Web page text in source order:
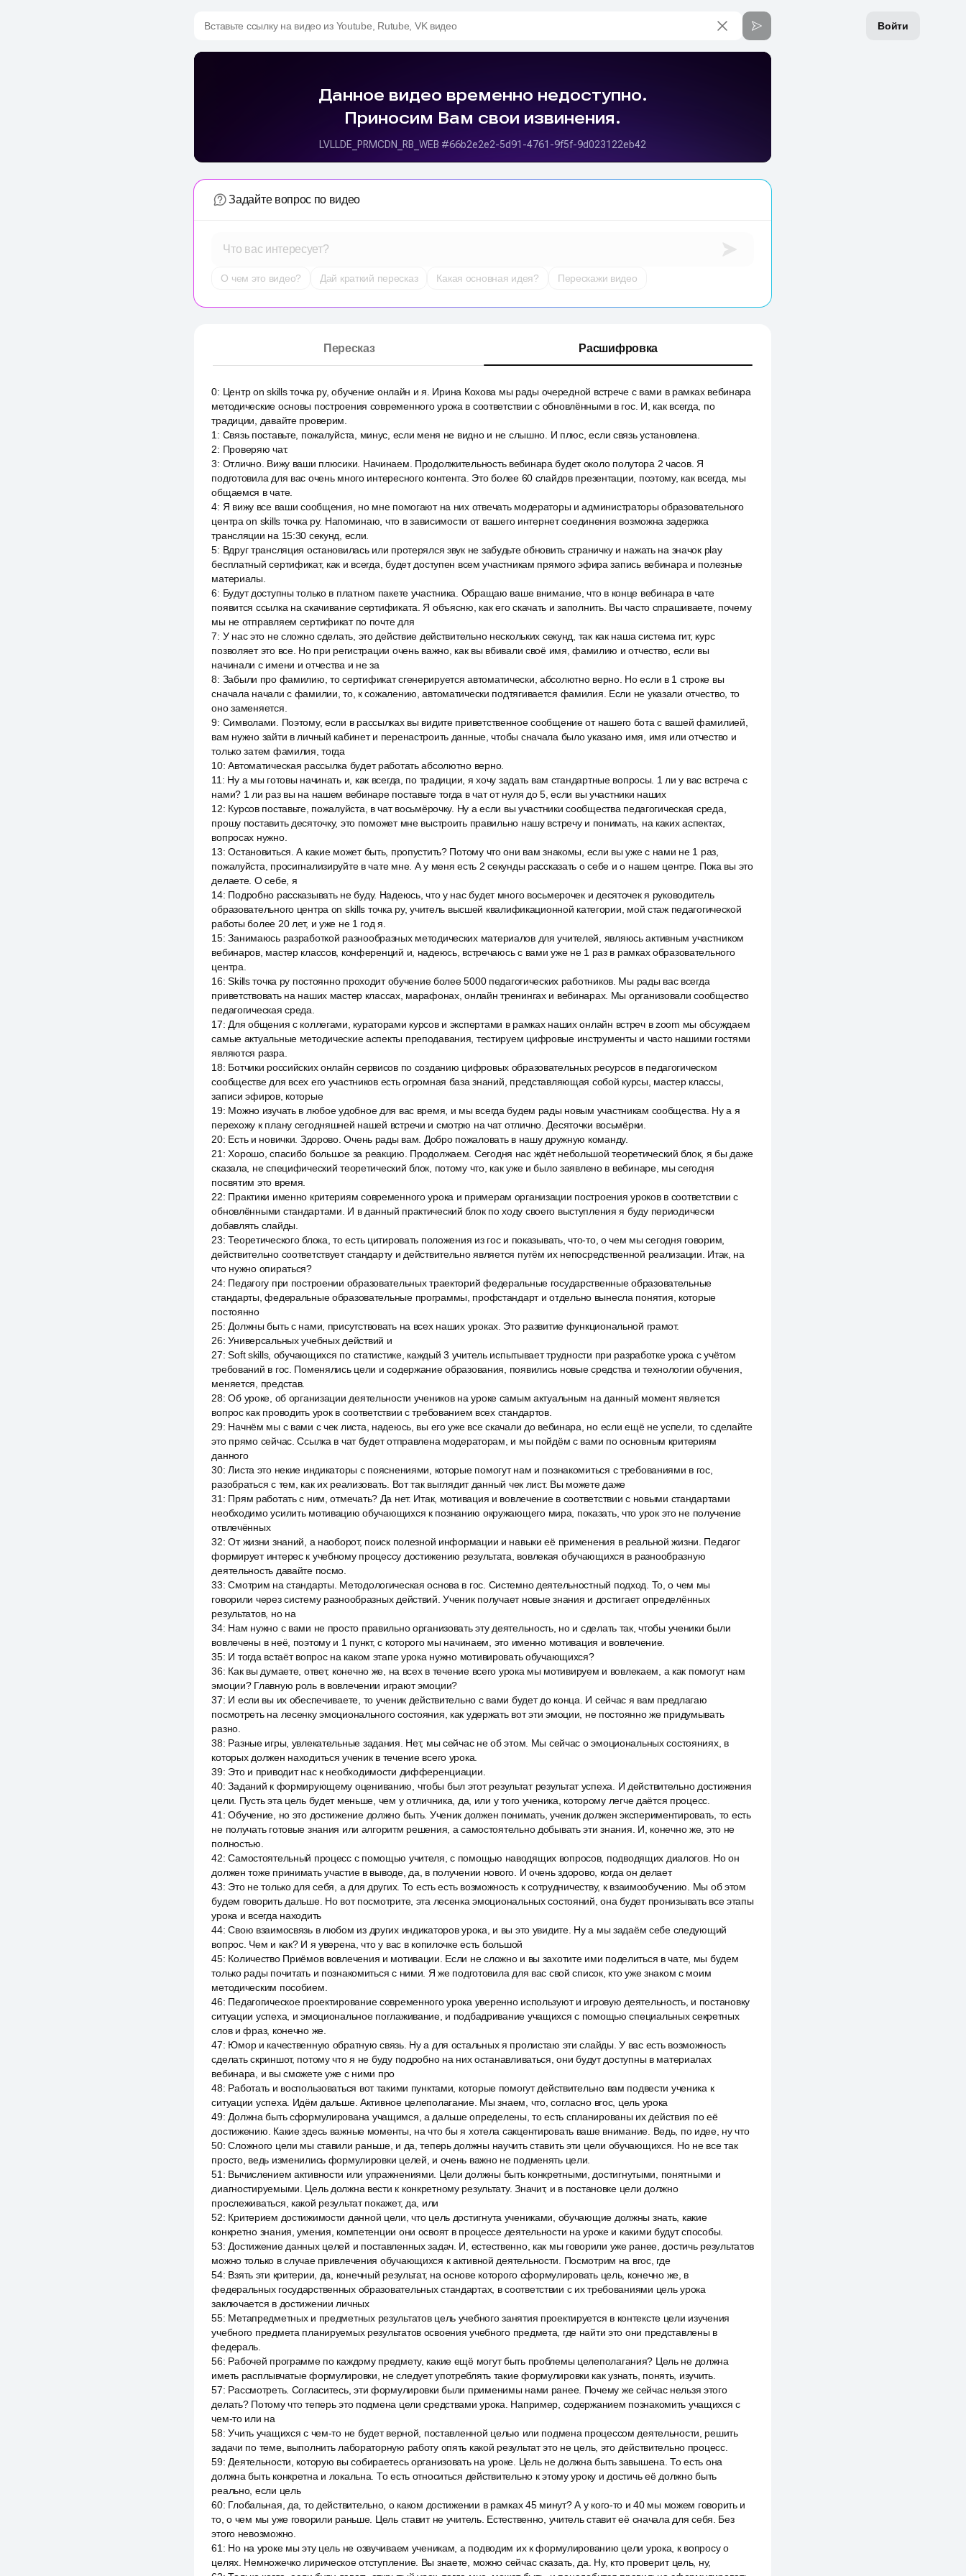
Войти
Вставьте ссылку на видео из Youtube, Rutube, VK видео
Задайте вопрос по видео
Что вас интересует?
О чем это видео? Дай краткий пересказ Какая основная идея? Перескажи видео
Пересказ Расшифровка
0: Центр on skills точка ру, обучение онлайн и я. Ирина Кохова мы рады очередной встрече с вами в рамках вебинара
методические основы построения современного урока в соответствии с обновлёнными в гос. И, как всегда, по
традиции, давайте проверим.
1 : Связь поставьте, пожалуйста, минус, если меня не видно и не слышно. И плюс, если связь установлена.
2: Проверяю чат.
3: Отлично. Вижу ваши плюсики. Начинаем. Продолжительность вебинара будет около полутора 2 часов. Я
подготовила для вас очень много интересного контента. Это более 60 слайдов презентации, поэтому, как всегда, мы
общаемся в чате.
4: Я вижу все ваши сообщения, но мне помогают на них отвечать модераторы и администраторы образовательного
центра on skills точка ру. Напоминаю, что в зависимости от вашего интернет соединения возможна задержка
трансляции на 15:30 секунд, если.
5: Вдруг трансляция остановилась или протерялся звук не забудьте обновить страничку и нажать на значок play
бесплатный сертификат, как и всегда, будет доступен всем участникам прямого эфира запись вебинара и полезные
материалы.
6: Будут доступны только в платном пакете участника. Обращаю ваше внимание, что в конце вебинара в чате
появится ссылка на скачивание сертификата. Я объясню, как его скачать и заполнить. Вы часто спрашиваете, почему
мы не отправляем сертификат по почте для
7: У нас это не сложно сделать, это действие действительно нескольких секунд, так как наша система гит, курс
позволяет это все. Но при регистрации очень важно, как вы вбивали своё имя, фамилию и отчество, если вы
начинали с имени и отчества и не за
8: Забыли про фамилию, то сертификат сгенерируется автоматически, абсолютно верно. Но если в 1 строке вы
сначала начали с фамилии, то, к сожалению, автоматически подтягивается фамилия. Если не указали отчество, то
оно заменяется.
9: Символами. Поэтому, если в рассылках вы видите приветственное сообщение от нашего бота с вашей фамилией,
вам нужно зайти в личный кабинет и перенастроить данные, чтобы сначала было указано имя, имя или отчество и
только затем фамилия, тогда
10:Автоматическая рассылка будет работать абсолютно верно.
11 : Ну а мы готовы начинать и, как всегда, по традиции, я хочу задать вам стандартные вопросы. 1 ли у вас встреча с
нами? 1 ли раз вы на нашем вебинаре поставьте тогда в чат от нуля до 5, если вы участники наших
12: Курсов поставьте, пожалуйста, в чат восьмёрочку. Ну а если вы участники сообщества педагогическая среда,
прошу поставить десяточку, это поможет мне выстроить правильно нашу встречу и понимать, на каких аспектах,
вопросах нужно.
13:Остановиться. А какие может быть, пропустить? Потому что они вам знакомы, если вы уже с нами не 1 раз,
пожалуйста, просигнализируйте в чате мне. А у меня есть 2 секунды рассказать о себе и о нашем центре. Пока вы это
делаете. О себе, я
14: Подробно рассказывать не буду. Надеюсь, что у нас будет много восьмерочек и десяточек я руководитель
образовательного центра on skills точка ру, учитель высшей квалификационной категории, мой стаж педагогической
работы более 20 лет, и уже не 1 год я.
15:Занимаюсь разработкой разнообразных методических материалов для учителей, являюсь активным участником
вебинаров, мастер классов, конференций и, надеюсь, встречаюсь с вами уже не 1 раз в рамках образовательного
центра.
16:Skills точка ру постоянно проходит обучение более 5000 педагогических работников. Мы рады вас всегда
приветствовать на наших мастер классах, марафонах, онлайн тренингах и вебинарах. Мы организовали сообщество
педагогическая среда.
17: Для общения с коллегами, кураторами курсов и экспертами в рамках наших онлайн встреч в zoom мы обсуждаем
самые актуальные методические аспекты преподавания, тестируем цифровые инструменты и часто нашими гостями
являются разра.
18: Ботчики российских онлайн сервисов по созданию цифровых образовательных ресурсов в педагогическом
сообществе для всех его участников есть огромная база знаний, представляющая собой курсы, мастер классы,
записи эфиров, которые
19: Можно изучать в любое удобное для вас время, и мы всегда будем рады новым участникам сообщества. Ну а я
перехожу к плану сегодняшней нашей встречи и смотрю на чат отлично. Десяточки восьмёрки.
20: Есть и новички. Здорово. Очень рады вам. Добро пожаловать в нашу дружную команду.
21 :Хорошо, спасибо большое за реакцию. Продолжаем. Сегодня нас ждёт небольшой теоретический блок, я бы даже
сказала, не специфический теоретический блок, потому что, как уже и было заявлено в вебинаре, мы сегодня
посвятим это время.
22: Практики именно критериям современного урока и примерам организации построения уроков в соответствии с
обновлёнными стандартами. И в данный практический блок по ходу своего выступления я буду периодически
добавлять слайды.
23:Теоретического блока, то есть цитировать положения из гос и показывать, что-то, о чем мы сегодня говорим,
действительно соответствует стандарту и действительно является путём их непосредственной реализации. Итак, на
что нужно опираться?
24: Педагогу при построении образовательных траекторий федеральные государственные образовательные
стандарты, федеральные образовательные программы, профстандарт и отдельно вынесла понятия, которые
постоянно
25: Должны быть с нами, присутствовать на всех наших уроках. Это развитие функциональной грамот.
26:Универсальных учебных действий и
27:Soft skills, обучающихся по статистике, каждый 3 учитель испытывает трудности при разработке урока с учётом
требований в гос. Поменялись цели и содержание образования, появились новые средства и технологии обучения,
меняется, представ.
28:Об уроке, об организации деятельности учеников на уроке самым актуальным на данный момент является
вопрос как проводить урок в соответствии с требованием всех стандартов.
29: Начнём мы с вами с чек листа, надеюсь, вы его уже все скачали до вебинара, но если ещё не успели, то сделайте
это прямо сейчас. Ссылка в чат будет отправлена модераторам, и мы пойдём с вами по основным критериям
данного
30:Листа это некие индикаторы с пояснениями, которые помогут нам и познакомиться с требованиями в гос,
разобраться с тем, как их реализовать. Вот так выглядит данный чек лист. Вы можете даже
31 : Прям работать с ним, отмечать? Да нет. Итак, мотивация и вовлечение в соответствии с новыми стандартами
необходимо усилить мотивацию обучающихся к познанию окружающего мира, показать, что урок это не получение
отвлечённых
32:От жизни знаний, а наоборот, поиск полезной информации и навыки её применения в реальной жизни. Педагог
формирует интерес к учебному процессу достижению результата, вовлекая обучающихся в разнообразную
деятельность давайте посмо.
33:Смотрим на стандарты. Методологическая основа в гос. Системно деятельностный подход. То, о чем мы
говорили через систему разнообразных действий. Ученик получает новые знания и достигает определённых
результатов, но на
34: Нам нужно с вами не просто правильно организовать эту деятельность, но и сделать так, чтобы ученики были
вовлечены в неё, поэтому и 1 пункт, с которого мы начинаем, это именно мотивация и вовлечение.
35: И тогда встаёт вопрос на каком этапе урока нужно мотивировать обучающихся?
36: Как вы думаете, ответ, конечно же, на всех в течение всего урока мы мотивируем и вовлекаем, а как помогут нам
эмоции? Главную роль в вовлечении играют эмоции?
37: И если вы их обеспечиваете, то ученик действительно с вами будет до конца. И сейчас я вам предлагаю
посмотреть на лесенку эмоционального состояния, как удержать вот эти эмоции, не постоянно же придумывать
разно.
38: Разные игры, увлекательные задания. Нет, мы сейчас не об этом. Мы сейчас о эмоциональных состояниях, в
которых должен находиться ученик в течение всего урока.
39: Это и приводит нас к необходимости дифференциации.
40:Заданий к формирующему оцениванию, чтобы был этот результат результат успеха. И действительно достижения
цели. Пусть эта цель будет меньше, чем у отличника, да, или у того ученика, которому легче даётся процесс.
41 :Обучение, но это достижение должно быть. Ученик должен понимать, ученик должен экспериментировать, то есть
не получать готовые знания или алгоритм решения, а самостоятельно добывать эти знания. И, конечно же, это не
полностью.
42:Самостоятельный процесс с помощью учителя, с помощью наводящих вопросов, подводящих диалогов. Но он
должен тоже принимать участие в выводе, да, в получении нового. И очень здорово, когда он делает
43: Это не только для себя, а для других. То есть есть возможность к сотрудничеству, к взаимообучению. Мы об этом
будем говорить дальше. Но вот посмотрите, эта лесенка эмоциональных состояний, она будет пронизывать все этапы
урока и всегда находить
44:Свою взаимосвязь в любом из других индикаторов урока, и вы это увидите. Ну а мы задаём себе следующий
вопрос. Чем и как? И я уверена, что у вас в копилочке есть большой
45: Количество Приёмов вовлечения и мотивации. Если не сложно и вы захотите ими поделиться в чате, мы будем
только рады почитать и познакомиться с ними. Я же подготовила для вас свой список, кто уже знаком с моим
методическим пособием.
46: Педагогическое проектирование современного урока уверенно используют и игровую деятельность, и постановку
ситуации успеха, и эмоциональное поглаживание, и подбадривание учащихся с помощью специальных секретных
слов и фраз, конечно же.
47: Юмор и качественную обратную связь. Ну а для остальных я пролистаю эти слайды. У вас есть возможность
сделать скриншот, потому что я не буду подробно на них останавливаться, они будут доступны в материалах
вебинара, и вы сможете уже с ними про
48: Работать и воспользоваться вот такими пунктами, которые помогут действительно вам подвести ученика к
ситуации успеха. Идём дальше. Активное целеполагание. Мы знаем, что, согласно вгос, цель урока
49: Должна быть сформулирована учащимся, а дальше определены, то есть спланированы их действия по её
достижению. Какие здесь важные моменты, на что бы я хотела сакцентировать ваше внимание. Ведь, по идее, ну что
50:Сложного цели мы ставили раньше, и да, теперь должны научить ставить эти цели обучающихся. Но не все так
просто, ведь изменились формулировки целей, и очень важно не подменять цели.
51 : Вычислением активности или упражнениями. Цели должны быть конкретными, достигнутыми, понятными и
диагностируемыми. Цель должна вести к конкретному результату. Значит, и в постановке цели должно
прослеживаться, какой результат покажет, да, или
52: Критерием достижимости данной цели, что цель достигнута учениками, обучающие должны знать, какие
конкретно знания, умения, компетенции они освоят в процессе деятельности на уроке и какими будут способы.
53: Достижение данных целей и поставленных задач. И, естественно, как мы говорили уже ранее, достичь результатов
можно только в случае привлечения обучающихся к активной деятельности. Посмотрим на вгос, где
54: Взять эти критерии, да, конечный результат, на основе которого сформулировать цель, конечно же, в
федеральных государственных образовательных стандартах, в соответствии с их требованиями цель урока
заключается в достижении личных
55: Метапредметных и предметных результатов цель учебного занятия проектируется в контексте цели изучения
учебного предмета планируемых результатов освоения учебного предмета, где найти это они представлены в
федераль.
56: Рабочей программе по каждому предмету, какие ещё могут быть проблемы целеполагания? Цель не должна
иметь расплывчатые формулировки, не следует употреблять такие формулировки как узнать, понять, изучить.
57: Рассмотреть. Согласитесь, эти формулировки были применимы нами ранее. Почему же сейчас нельзя этого
делать? Потому что теперь это подмена цели средствами урока. Например, содержанием познакомить учащихся с
чем-то или на
58:Учить учащихся с чем-то не будет верной, поставленной целью или подмена процессом деятельности, решить
задачи по теме, выполнить лабораторную работу опять какой результат это не цель, это действительно процесс.
59: Деятельности, которую вы собираетесь организовать на уроке. Цель не должна быть завышена. То есть она
должна быть конкретна и локальна. То есть относиться действительно к этому уроку и достичь её должно быть
реально, если цель
60: Глобальная, да, то действительно, о каком достижении в рамках 45 минут? А у кого-то и 40 мы можем говорить и
то, о чем мы уже говорили раньше. Цель ставит не учитель. Естественно, учитель ставит её сначала для себя. Без
этого невозможно.
61 : Но на уроке мы эту цель не озвучиваем ученикам, а подводим их к формулированию цели урока, к вопросу о
целях. Немножечко лирическое отступление. Вы знаете, можно сейчас сказать, да. Ну, кто проверит цель, ну,